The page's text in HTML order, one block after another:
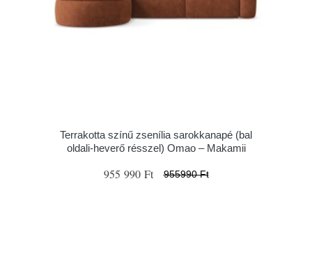
Terrakotta színű zsenília sarokkanapé (bal
oldali-heverő résszel) Omao – Makamii
955 990 Ft 955990 Ft